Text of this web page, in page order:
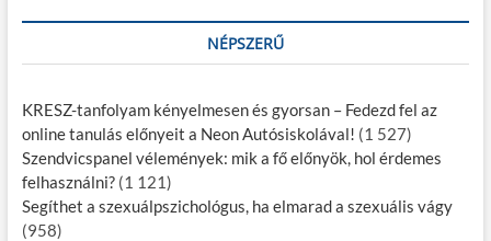
NÉPSZERŰ
KRESZ-tanfolyam kényelmesen és gyorsan – Fedezd fel az
online tanulás előnyeit a Neon Autósiskolával! (1 527)
Szendvicspanel vélemények: mik a fő előnyök, hol érdemes
felhasználni? (1 121)
Segíthet a szexuálpszichológus, ha elmarad a szexuális vágy
(958)